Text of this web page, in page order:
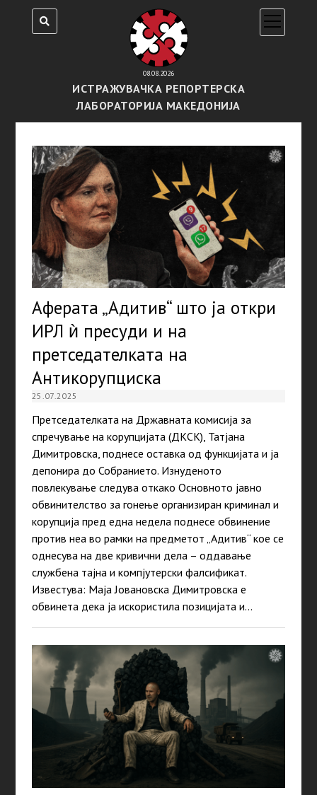
08.08.2026
ИСТРАЖУВАЧКА РЕПОРТЕРСКА
ЛАБОРАТОРИЈА МАКЕДОНИЈА
open
menu
Аферата „Адитив“ што ја откри
ИРЛ ѝ пресуди и на
претседателката на
Антикорупциска
25.07.2025
Претседателката на Државната комисија за
спречување на корупцијата (ДКСК), Татјана
Димитровска, поднесе оставка од функцијата и ја
депонира до Собранието. Изнуденото
повлекување следува откако Основното јавно
обвинителство за гонење организиран криминал и
корупција пред една недела поднесе обвинение
против неа во рамки на предметот „Адитив“ кое се
однесува на две кривични дела – оддавање
службена тајна и компјутерски фалсификат.
Известува: Маја Јовановска Димитровска е
обвинета дека ја искористила позицијата и…